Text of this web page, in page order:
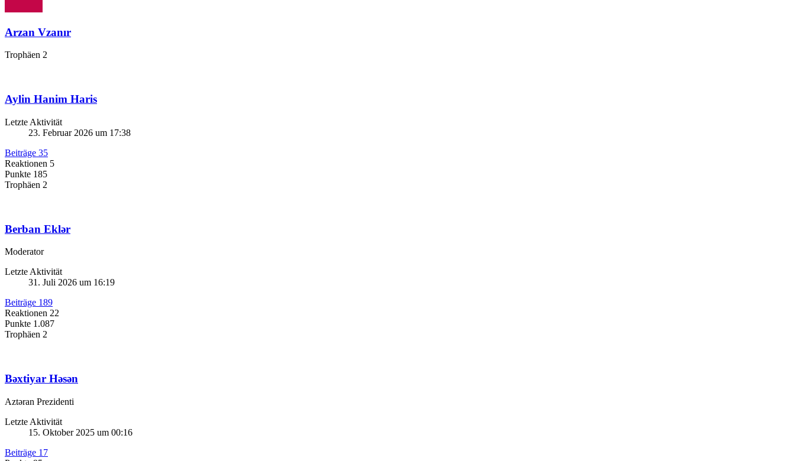
Arzan Vzanır
Trophäen 2
Aylin Hanim Haris
Letzte Aktivität
23. Februar 2026 um 17:38
Beiträge 35
Reaktionen 5
Punkte 185
Trophäen 2
Berban Eklər
Moderator
Letzte Aktivität
31. Juli 2026 um 16:19
Beiträge 189
Reaktionen 22
Punkte 1.087
Trophäen 2
Bəxtiyar Həsən
Aztəran Prezidenti
Letzte Aktivität
15. Oktober 2025 um 00:16
Beiträge 17